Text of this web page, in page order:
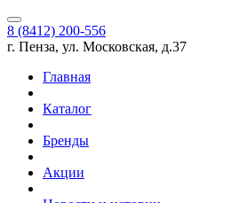
8 (8412) 200-556
г. Пенза, ул. Московская, д.37
Главная
Каталог
Бренды
Акции